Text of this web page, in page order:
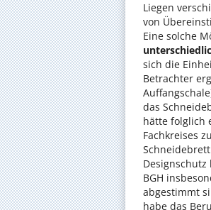
Liegen
von
Eine solche
sich die
Betrachter
das
hätte folglich
Fachkreises
BGH
abgestimmt
habe das